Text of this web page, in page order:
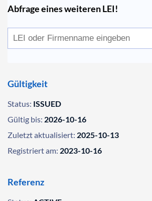
Abfrage eines weiteren LEI!
Gültigkeit
Status: ISSUED
Gültig bis: 2026-10-16
Zuletzt aktualisiert: 2025-10-13
Registriert am: 2023-10-16
Referenz